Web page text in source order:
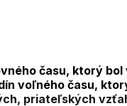
času, ktorý bol
voľného času,
priateľských